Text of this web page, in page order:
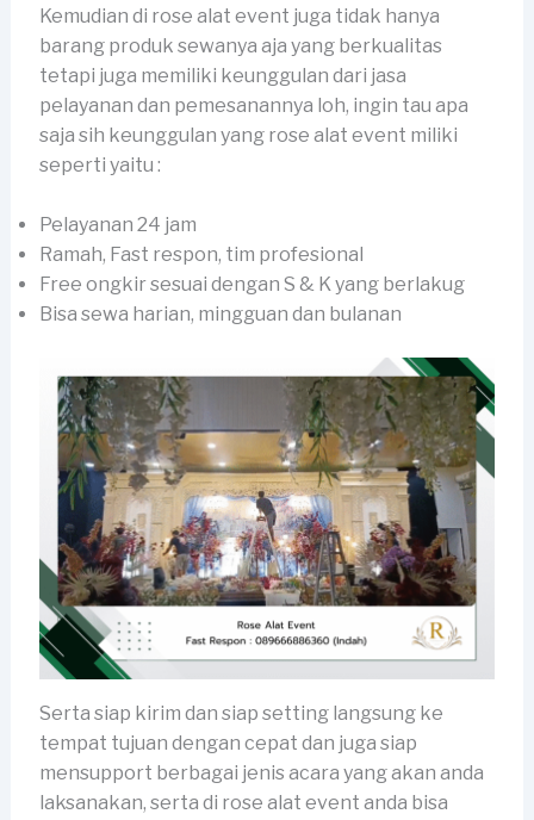
Kemudian di rose alat event juga tidak hanya
barang produk sewanya aja yang berkualitas
tetapi juga memiliki keunggulan dari jasa
pelayanan dan pemesanannya loh, ingin tau apa
saja sih keunggulan yang rose alat event miliki
seperti yaitu :
Pelayanan 24 jam
Ramah, Fast respon, tim profesional
Free ongkir sesuai dengan S & K yang berlakug
Bisa sewa harian, mingguan dan bulanan
Serta siap kirim dan siap setting langsung ke
tempat tujuan dengan cepat dan juga siap
mensupport berbagai jenis acara yang akan anda
laksanakan, serta di rose alat event anda bisa